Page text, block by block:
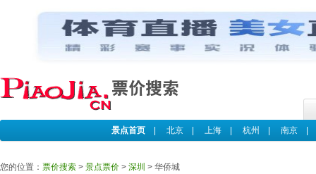
景点首页 北京 上海 杭州 南京
您的位置： 票价搜索 > 景点票价 > 深圳 > 华侨城